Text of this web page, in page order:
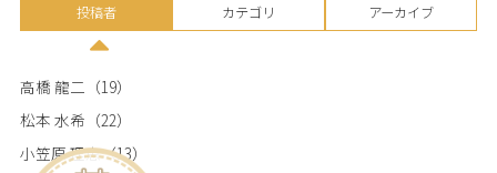
投稿者 カテゴリ アーカイブ
高橋 龍二 （19）
松本 水希 （22）
小笠原 理恵（13）